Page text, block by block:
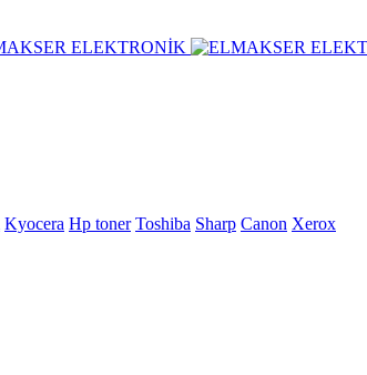
Kyocera Hp toner Toshiba Sharp Canon Xerox